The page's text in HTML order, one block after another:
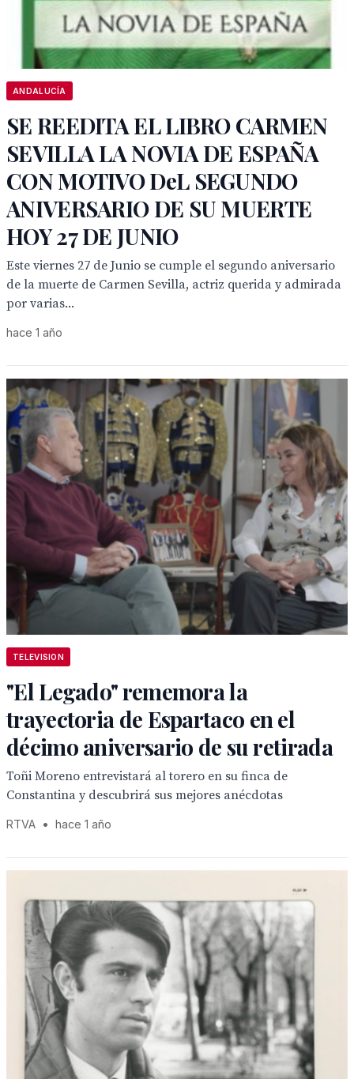
ANDALUCÍA
SE REEDITA EL LIBRO CARMEN
SEVILLA LA NOVIA DE ESPAÑA
CON MOTIVO DeL SEGUNDO
ANIVERSARIO DE SU MUERTE
HOY 27 DE JUNIO
Este viernes 27 de Junio se cumple el segundo aniversario
de la muerte de Carmen Sevilla, actriz querida y admirada
por varias...
hace 1 año
TELEVISION
"El Legado" rememora la
trayectoria de Espartaco en el
décimo aniversario de su retirada
Toñi Moreno entrevistará al torero en su finca de
Constantina y descubrirá sus mejores anécdotas
RTVA • hace 1 año